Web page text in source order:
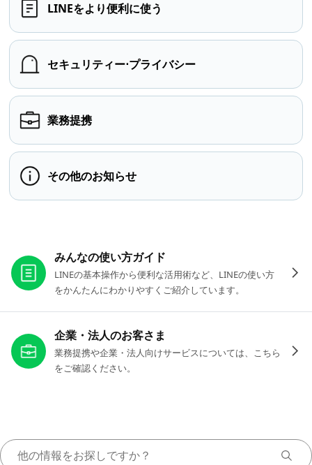
LINEをより便利に使う
セキュリティー⋅プライバシー
業務提携
その他のお知らせ
みんなの使い方ガイド
LINEの基本操作から便利な活用術など、LINEの使い方
をかんたんにわかりやすくご紹介しています。
企業・法人のお客さま
業務提携や企業・法人向けサービスについては、こちら
をご確認ください。